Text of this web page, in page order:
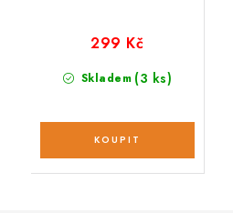
Skladem (3 ks)
299 Kč